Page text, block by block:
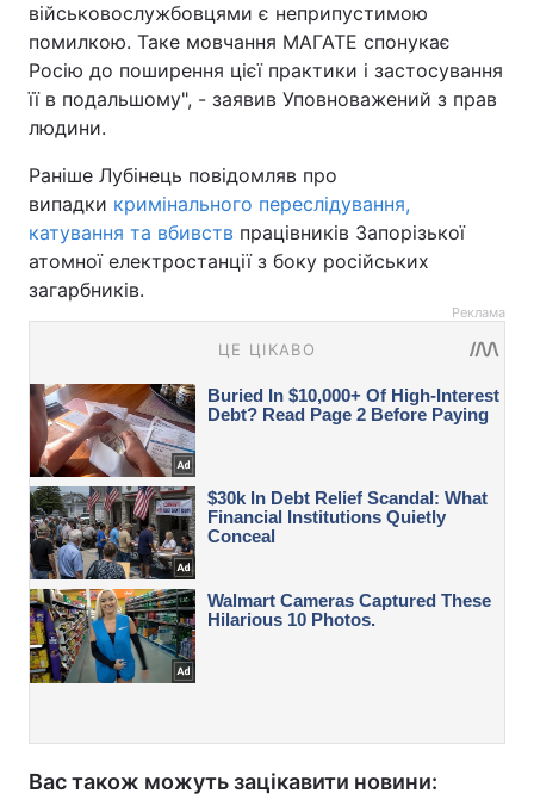
військовослужбовцями є неприпустимою
помилкою. Таке мовчання МАГАТЕ спонукає
Росію до поширення цієї практики і застосування
її в подальшому", - заявив Уповноважений з прав
людини.
Раніше Лубінець повідомляв про
випадки кримінального переслідування,
катування та вбивств працівників Запорізької
атомної електростанції з боку російських
загарбників.
Реклама
Вас також можуть зацікавити новини: